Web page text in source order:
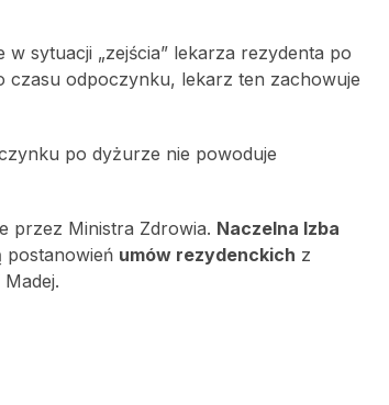
sytuacji „zejścia” lekarza rezydenta po
odpoczynku, lekarz ten zachowuje
po dyżurze nie powoduje
przez Ministra Zdrowia. Naczelna Izba
postanowień umów rezydenckich z